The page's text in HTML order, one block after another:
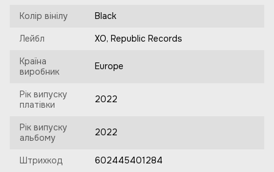
Колір вінілу Black
Лейбл XO, Republic Records
Країна
виробник
Europe
Рік випуску
платівки
2022
Рік випуску
альбому
2022
Штрихкод
602445401284